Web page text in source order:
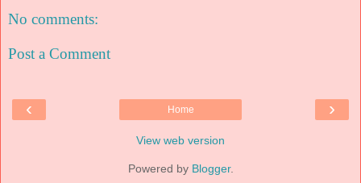
No comments:
Post a Comment
‹ ›
Home
View web version
Powered by Blogger.